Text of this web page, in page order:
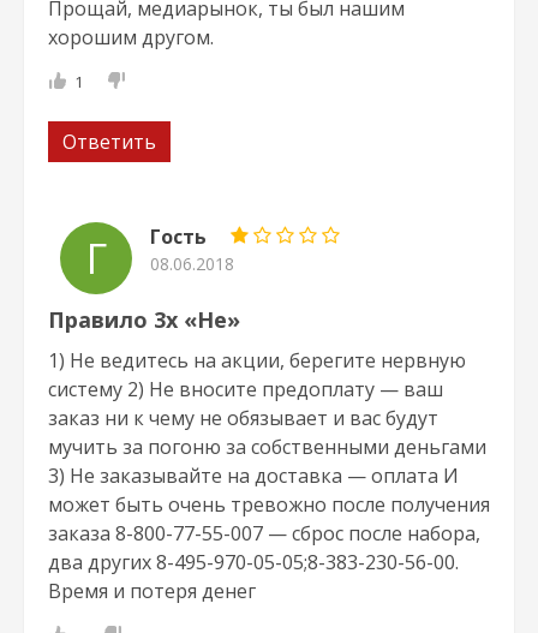
Прощай, медиарынок, ты был нашим
хорошим другом.
1
Ответить
Г Гость
08.06.2018
Правило 3х «Не»
1) Не ведитесь на акции, берегите нервную
систему 2) Не вносите предоплату — ваш
заказ ни к чему не обязывает и вас будут
мучить за погоню за собственными деньгами
3) Не заказывайте на доставка — оплата И
может быть очень тревожно после получения
заказа 8-800-77-55-007 — сброс после набора,
два других 8-495-970-05-05;8-383-230-56-00.
Время и потеря денег